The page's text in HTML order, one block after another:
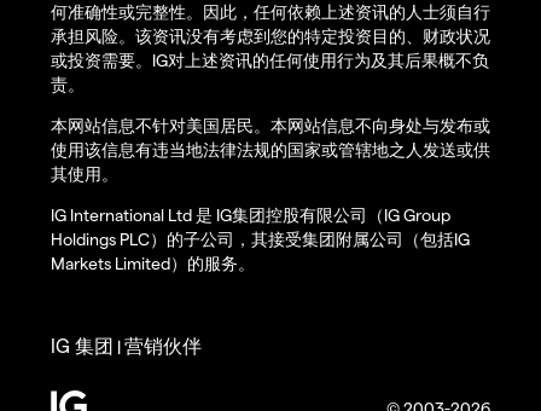
何准确性或完整性。因此，任何依赖上述资讯的人士须自行
承担风险。该资讯没有考虑到您的特定投资目的、财政状况
或投资需要。IG对上述资讯的任何使用行为及其后果概不负
责。
本网站信息不针对美国居民。本网站信息不向身处与发布或
使用该信息有违当地法律法规的国家或管辖地之人发送或供
其使用。
IG International Ltd 是 IG集团控股有限公司（IG Group
Holdings PLC）的子公司，其接受集团附属公司（包括IG
Markets Limited）的服务。
IG 集团 |营销伙伴